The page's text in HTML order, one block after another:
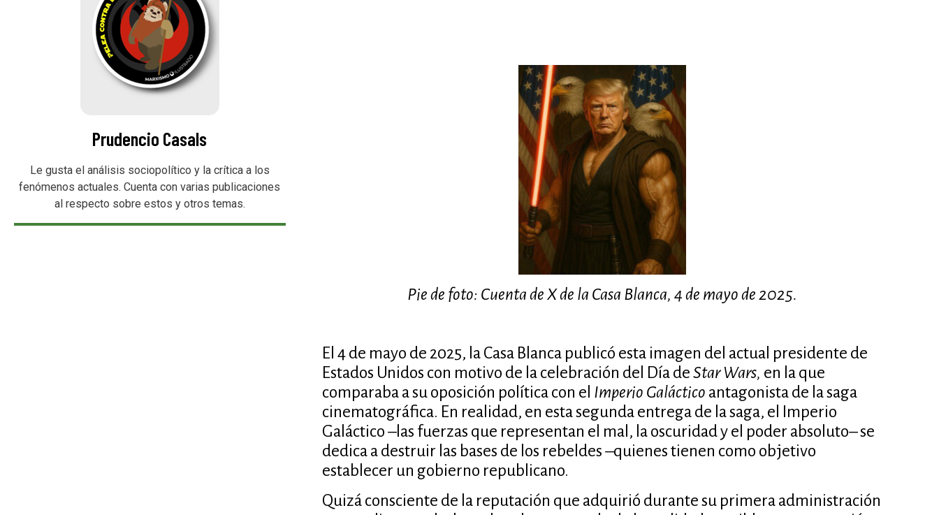
Prudencio Casals
Le gusta el análisis sociopolítico y la crítica a los
fenómenos actuales. Cuenta con varias publicaciones
al respecto sobre estos y otros temas.
Pie de foto: Cuenta de X de la Casa Blanca, 4 de mayo de 2025.
El 4 de mayo de 2025, la Casa Blanca publicó esta imagen del actual presidente de
Estados Unidos con motivo de la celebración del Día de Star Wars, en la que
comparaba a su oposición política con el Imperio Galáctico antagonista de la saga
cinematográfica. En realidad, en esta segunda entrega de la saga, el Imperio
Galáctico –las fuerzas que representan el mal, la oscuridad y el poder absoluto– se
dedica a destruir las bases de los rebeldes –quienes tienen como objetivo
establecer un gobierno republicano.
Quizá consciente de la reputación que adquirió durante su primera administración